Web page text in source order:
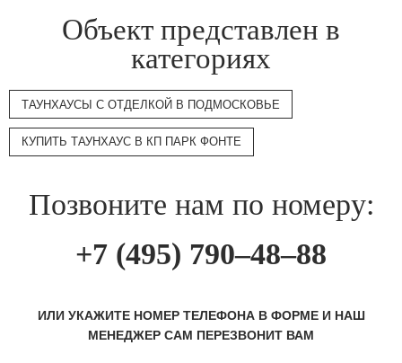
Объект представлен в
категориях
ТАУНХАУСЫ С ОТДЕЛКОЙ В ПОДМОСКОВЬЕ
КУПИТЬ ТАУНХАУС В КП ПАРК ФОНТЕ
Позвоните нам по номеру:
+7 (495) 790–48–88
ИЛИ УКАЖИТЕ НОМЕР ТЕЛЕФОНА В ФОРМЕ И НАШ
МЕНЕДЖЕР САМ ПЕРЕЗВОНИТ ВАМ